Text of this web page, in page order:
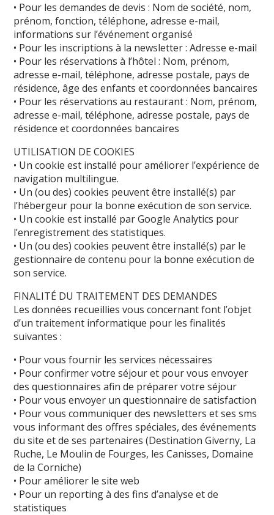
• Pour les demandes de devis : Nom de société, nom,
prénom, fonction, téléphone, adresse e-mail,
informations sur l’événement organisé
• Pour les inscriptions à la newsletter : Adresse e-mail
• Pour les réservations à l’hôtel : Nom, prénom,
adresse e-mail, téléphone, adresse postale, pays de
résidence, âge des enfants et coordonnées bancaires
• Pour les réservations au restaurant : Nom, prénom,
adresse e-mail, téléphone, adresse postale, pays de
résidence et coordonnées bancaires
UTILISATION DE COOKIES
• Un cookie est installé pour améliorer l’expérience de
navigation multilingue.
• Un (ou des) cookies peuvent être installé(s) par
l’hébergeur pour la bonne exécution de son service.
• Un cookie est installé par Google Analytics pour
l’enregistrement des statistiques.
• Un (ou des) cookies peuvent être installé(s) par le
gestionnaire de contenu pour la bonne exécution de
son service.
FINALITÉ DU TRAITEMENT DES DEMANDES
Les données recueillies vous concernant font l’objet
d’un traitement informatique pour les finalités
suivantes :
• Pour vous fournir les services nécessaires
• Pour confirmer votre séjour et pour vous envoyer
des questionnaires afin de préparer votre séjour
• Pour vous envoyer un questionnaire de satisfaction
• Pour vous communiquer des newsletters et ses sms
vous informant des offres spéciales, des événements
du site et de ses partenaires (Destination Giverny, La
Ruche, Le Moulin de Fourges, les Canisses, Domaine
de la Corniche)
• Pour améliorer le site web
• Pour un reporting à des fins d’analyse et de
statistiques